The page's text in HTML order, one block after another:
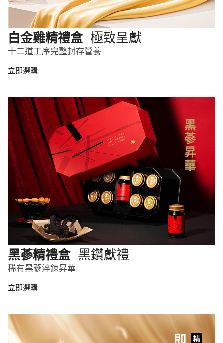
白金雞精禮盒 極致呈獻
十二道工序完整封存營養
立即選購
黑蔘精禮盒 黑鑽獻禮
稀有黑蔘淬鍊昇華
立即選購